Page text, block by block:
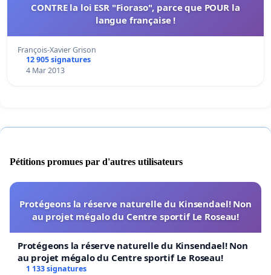
CONTRE la loi ESR "Fioraso", parce que POUR la
langue française !
François-Xavier Grison
12 905 signatures
4 Mar 2013
Pétitions promues par d'autres utilisateurs
Protégeons la réserve naturelle du Kinsendael! Non
au projet mégalo du Centre sportif Le Roseau!
Protégeons la réserve naturelle du Kinsendael! Non
au projet mégalo du Centre sportif Le Roseau!
1 133 signatures